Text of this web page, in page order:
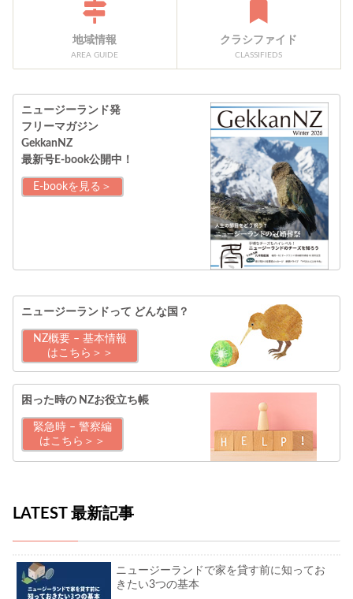
地域情報
AREA GUIDE
クラシファイド
CLASSIFIEDS
ニュージーランド発
フリーマガジン
GekkanNZ
最新号E-book公開中！
E-bookを見る＞
ニュージーランドって どんな国？
NZ概要 – 基本情報
はこちら＞＞
困った時の NZお役立ち帳
緊急時 – 警察編
はこちら＞＞
LATEST 最新記事
ニュージーランドで家を貸す前に知ってお
きたい3つの基本